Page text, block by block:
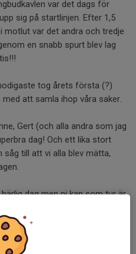
var det dags för
sig på startlinjen. Efter 1,5
var det andra och tredje
en snabb spurt blev lag
tog årets första (?)
att samla ihop våra saker.
Gert (och alla andra som jag
dag! Och ett lika stort
till att vi alla blev mätta,
dag men ni kan som tur är